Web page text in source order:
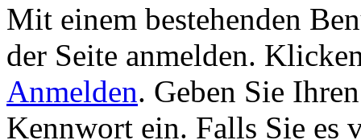
Mit einem bestehenden
der Seite anmelden.
Anmelden. Geben Sie
Kennwort ein. Falls Sie es